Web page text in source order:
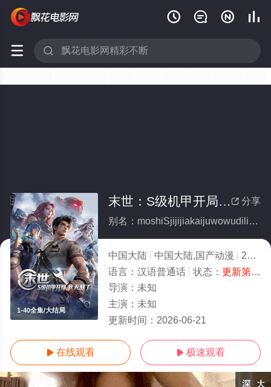
   
 
1-40全集/大结局
 分享
末世：S级机甲开局，我无敌了(全集)
别名：moshiSjijijiakaijuwowudiliao
中国大陆 中国大陆,国产动漫 2026
语言： 汉语普通话 状态： 更新第40集
导演： 未知
主演： 未知
更新时间： 2026-06-21
 在线观看  极速观看